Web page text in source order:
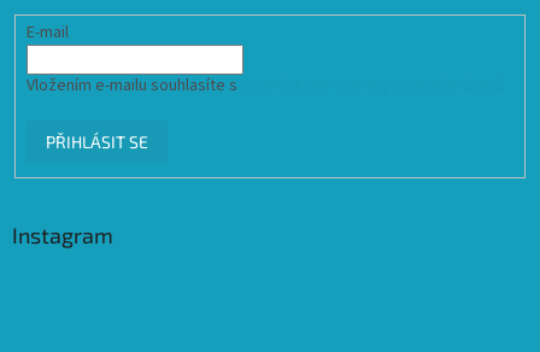
E-mail
Vložením e-mailu souhlasíte s
PŘIHLÁSIT SE
Instagram